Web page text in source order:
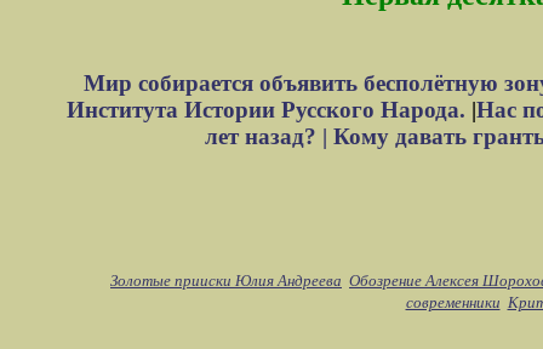
Мир собирается объявить бесполётную
Института Истории Русского Народа. |Нас
лет назад? | Кому давать
Золотые прииски Юлия Андреева Обозрение Алексея
современники